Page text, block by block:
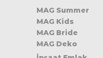
MAG Summer
MAG Kids
MAG Bride
MAG Deko